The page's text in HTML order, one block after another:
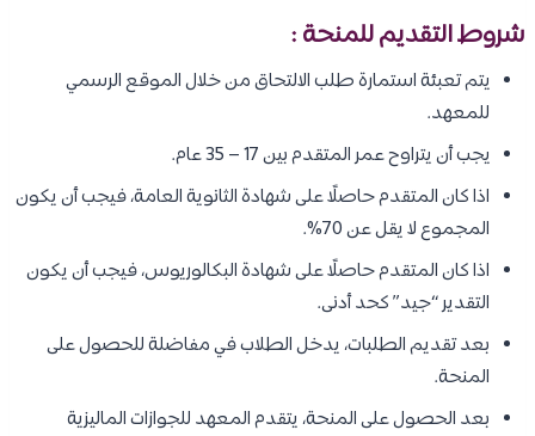
شروط التقديم للمنحة :
يتم تعبئة استمارة طلب الالتحاق من خلال الموقع الرسمي
للمعهد.
يجب أن يتراوح عمر المتقدم بين 17 – 35 عام.
اذا كان المتقدم حاصلًا على شهادة الثانوية العامة، فيجب أن يكون
المجموع لا يقل عن 70%.
اذا كان المتقدم حاصلًا على شهادة البكالوريوس، فيجب أن يكون
التقدير “جيد” كحد أدنى.
بعد تقديم الطلبات، يدخل الطلاب في مفاضلة للحصول على
المنحة.
بعد الحصول على المنحة، يتقدم المعهد للجوازات الماليزية